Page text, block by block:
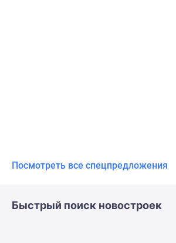
Посмотреть все спецпредложения
Быстрый поиск новостроек